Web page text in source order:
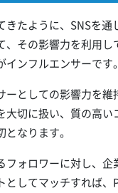
きたように、SNSを通
、その影響力を利用し
ンフルエンサーです。
ーとしての影響力を維
大切に扱い、質の高い
なります。
フォロワーに対し、企
としてマッチすれば、